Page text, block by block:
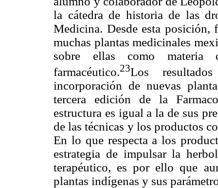
la cátedra de historia de las
Medicina. Desde esta posición,
muchas plantas medicinales
sobre ellas como
farmacéutico.23Los
incorporación de nuevas
tercera edición de la
estructura es igual a la de sus
de las técnicas y los productos
En lo que respecta a los
estrategia de impulsar la
terapéutico, es por ello que
plantas indígenas y sus